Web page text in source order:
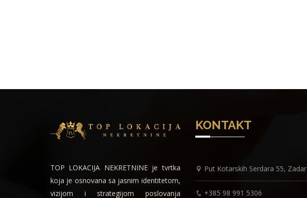
TOP LOKACIJA NEKRETNINE je tvrtka
koja je osnovana sa jasnim identitetom,
vizijom i strategijom poslovanja
KONTAKT
Put Kotarskih Serdara 55, Zadar
+385 98 991 5306